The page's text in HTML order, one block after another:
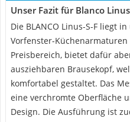
Unser Fazit für Blanco
Die BLANCO Linus-S-F liegt
Vorfenster-
Preisbereich, bietet dafür
ausziehbaren Brausekopf,
komfortabel gestaltet. Das
eine verchromte Oberfläche
Design. Die Ausführung ist